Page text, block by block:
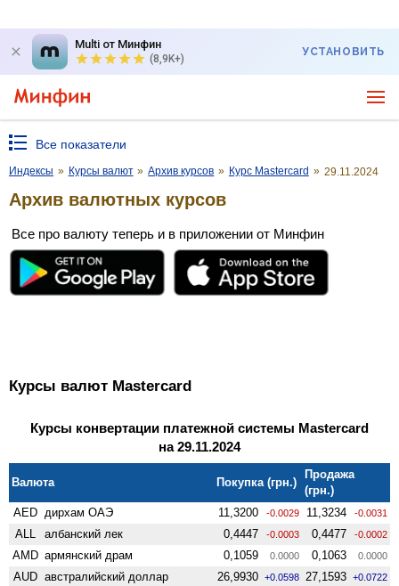
Multi от Минфин
(8,9K+)
УСТАНОВИТЬ
Все показатели
Индексы » Курсы валют » Архив курсов » Курс Mastercard » 29.11.2024
Архив валютных курсов
Все про валюту теперь и в приложении от Минфин
Курсы валют Mastercard
Курсы конвертации платежной системы Mastercard
на 29.11.2024
Валюта Покупка (грн.)
Продажа
(грн.)
AED дирхам ОАЭ 11,3200 -0.0029 11,3234 -0.0031
ALL албанский лек 0,4447 -0.0003 0,4477 -0.0002
AMD армянский драм 0,1059 0.0000 0,1063 0.0000
AUD австралийский доллар 26,9930 +0.0598 27,1593 +0.0722